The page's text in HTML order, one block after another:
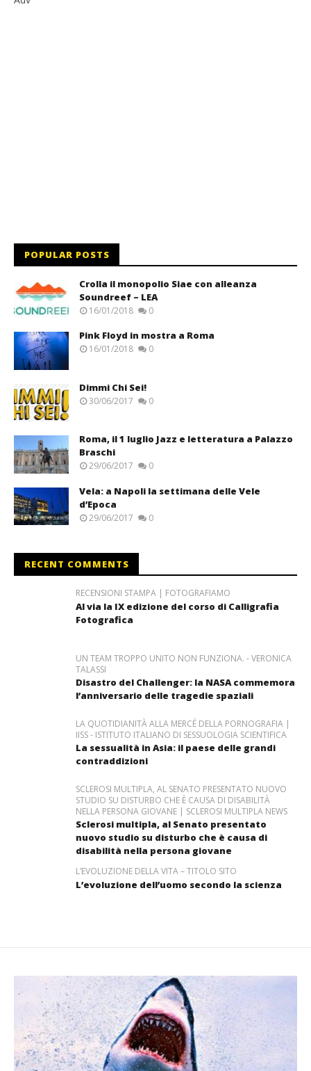
POPULAR POSTS
Crolla il monopolio Siae con alleanza
Soundreef – LEA
16/01/2018 0
Pink Floyd in mostra a Roma
16/01/2018 0
Dimmi Chi Sei!
30/06/2017 0
Roma, il 1 luglio Jazz e letteratura a Palazzo
Braschi
29/06/2017 0
Vela: a Napoli la settimana delle Vele
d’Epoca
29/06/2017 0
RECENT COMMENTS
RECENSIONI STAMPA | FOTOGRAFIAMO
Al via la IX edizione del corso di Calligrafia
Fotografica
UN TEAM TROPPO UNITO NON FUNZIONA. - VERONICA
TALASSI
Disastro del Challenger: la NASA commemora
l’anniversario delle tragedie spaziali
LA QUOTIDIANITÀ ALLA MERCÉ DELLA PORNOGRAFIA |
IISS - ISTITUTO ITALIANO DI SESSUOLOGIA SCIENTIFICA
La sessualità in Asia: il paese delle grandi
contraddizioni
SCLEROSI MULTIPLA, AL SENATO PRESENTATO NUOVO
STUDIO SU DISTURBO CHE È CAUSA DI DISABILITÀ
NELLA PERSONA GIOVANE | SCLEROSI MULTIPLA NEWS
Sclerosi multipla, al Senato presentato
nuovo studio su disturbo che è causa di
disabilità nella persona giovane
L’EVOLUZIONE DELLA VITA – TITOLO SITO
L’evoluzione dell’uomo secondo la scienza